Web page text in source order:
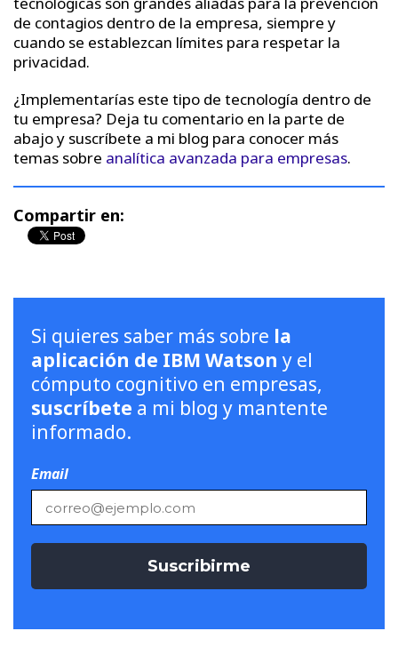
de contagios dentro de la empresa, siempre y
cuando se establezcan límites para respetar la
privacidad.
¿Implementarías este tipo de tecnología dentro de
tu empresa? Deja tu comentario en la parte de
abajo y suscríbete a mi blog para conocer más
temas sobre analítica avanzada para empresas.
Compartir en:
Si quieres saber más sobre la
aplicación de IBM Watson y el
cómputo cognitivo en empresas,
suscríbete a mi blog y mantente
informado.
Email